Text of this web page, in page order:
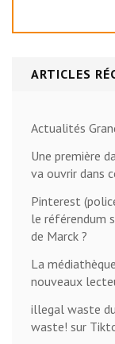
ARTICLES
Actualités
Une première
va ouvrir dans
Pinterest
le référendum
de Marck ?
La
nouveaux
illegal waste
waste! sur